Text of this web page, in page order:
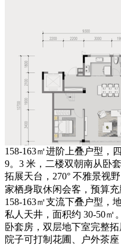
158-163㎡进阶上叠户型，
9。3 米，二楼双朝南从卧
拓展天台，270° 不雅景视
家栖身取休闲会客，预算
158-163㎡支流下叠户型，
私人天井，面积约 30-50㎡
卧套房，双层地下室完整
院子可打制花圃、户外茶